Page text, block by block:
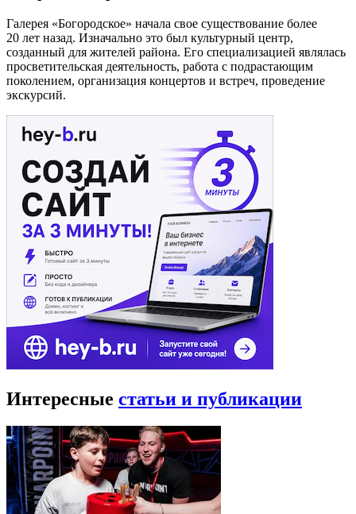
Галерея «Богородское» начала свое существование более
20 лет назад. Изначально это был культурный центр,
созданный для жителей района. Его специализацией являлась
просветительская деятельность, работа с подрастающим
поколением, организация концертов и встреч, проведение
экскурсий.
Интересные статьи и публикации